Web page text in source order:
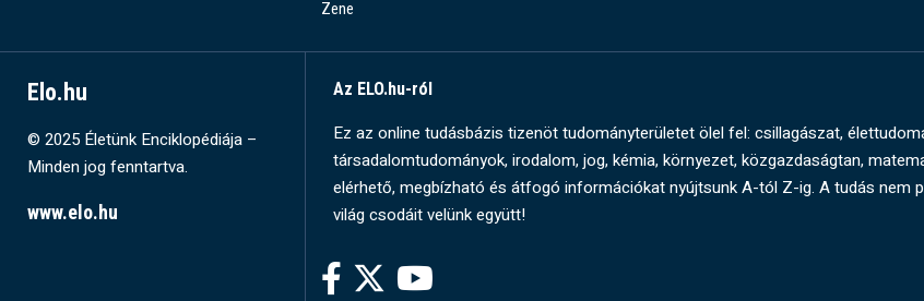
Zene
Elo.hu
© 2025 Életünk Enciklopédiája –
Minden jog fenntartva.
www.elo.hu
Az ELO.hu-ról
Ez az online tudásbázis tizenöt tudományterületet ölel fel: csillagászat,
társadalomtudományok, irodalom, jog, kémia, környezet, közgazdaságtan,
elérhető, megbízható és átfogó információkat nyújtsunk A-tól Z-ig. A tudás nem
világ csodáit velünk együtt!